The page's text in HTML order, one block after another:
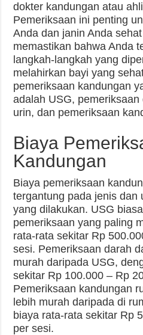
dokter kandungan atau
Pemeriksaan ini penting
Anda dan janin Anda
memastikan bahwa Anda
langkah-langkah yang
melahirkan bayi yang
pemeriksaan kandungan
adalah USG,
urin, dan pemeriksaan
Biaya
Kandungan
Biaya pemeriksaan
tergantung pada jenis dan
yang dilakukan. USG
pemeriksaan yang paling
rata-rata sekitar Rp
sesi. Pemeriksaan darah
murah daripada USG,
sekitar Rp 100.000 – Rp
Pemeriksaan kandungan
lebih murah daripada di
biaya rata-rata sekitar Rp
per sesi.